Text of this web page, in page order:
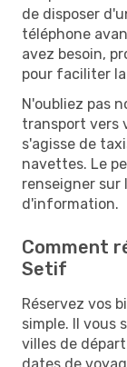
de disposer
téléphone
avez besoin,
pour faciliter
N'oubliez pas
transport vers
s'agisse de
navettes. Le
renseigner sur
d'information.
Comment
Setif
Réservez vos
simple. Il vous
villes de